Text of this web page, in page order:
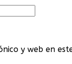
y web en